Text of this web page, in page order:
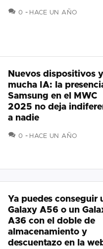
0 COMENTARIOS
HACE UN AÑO
Nuevos dispositivos y
mucha IA: la
Samsung en el MWC
2025 no deja
a nadie
0 COMENTARIOS
HACE UN AÑO
Ya puedes conseguir
Galaxy A56 o un
A36 con el doble de
almacenamiento y
descuentazo en la